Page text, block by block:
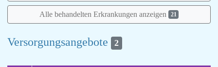
Alle behandelten Erkrankungen anzeigen 21
Versorgungsangebote 2